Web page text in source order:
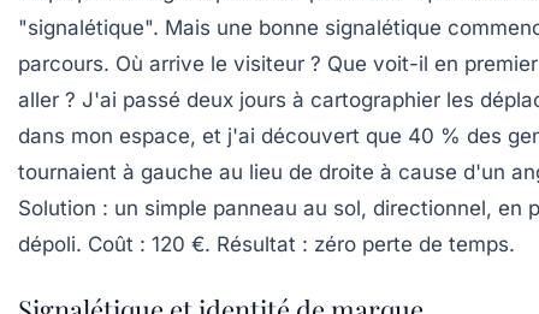
"signalétique". Mais une bonne signalétique
parcours. Où arrive le visiteur ? Que voit-il en
aller ? J'ai passé deux jours à cartographier les
dans mon espace, et j'ai découvert que 40 % des
tournaient à gauche au lieu de droite à cause d'un
Solution : un simple panneau au sol, directionnel, en
dépoli. Coût : 120 €. Résultat : zéro perte de temps.